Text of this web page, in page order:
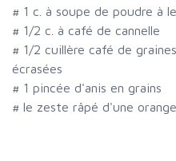
# 1 c. à soupe de poudre à
# 1/2 c. à café de cannelle
# 1/2 cuillère café de
écrasées
# 1 pincée d'anis en grains
# le zeste râpé d'une